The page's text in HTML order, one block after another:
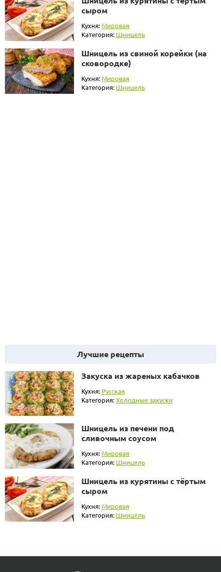
сыром
Кухня: Мировая
Категория: Шницель
Шницель из свиной корейки (на
сковородке)
Кухня: Мировая
Категория: Шницель
Лучшие рецепты
Закуска из жареных кабачков
Кухня: Русская
Категория:Холодные закуски
Шницель из печени под
сливочным соусом
Кухня:Мировая
Категория: Шницель
Шницель из курятины с тёртым
сыром
Кухня: Мировая
Категория: Шницель